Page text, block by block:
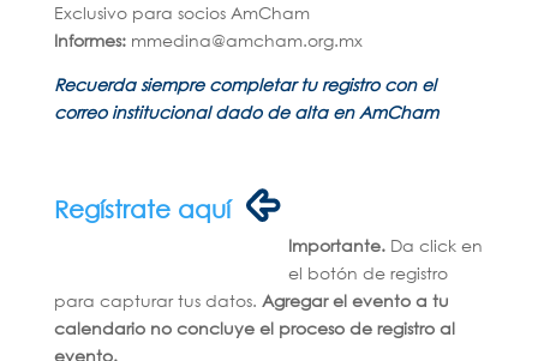
Exclusivo para socios AmCham
Informes: mmedina@amcham.org.mx
Recuerda siempre completar tu registro con el
correo institucional dado de alta en AmCham
Regístrate aquí
Importante.Da click en
el botón de registro
para capturar tus datos. Agregar el evento a tu
calendario no concluye el proceso de registro al
evento.